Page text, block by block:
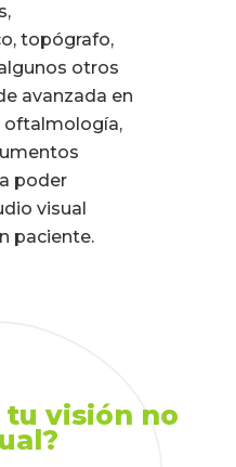
topógrafo,
otros
avanzada en
oftalmología,
poder
visual
paciente.
tu visión no